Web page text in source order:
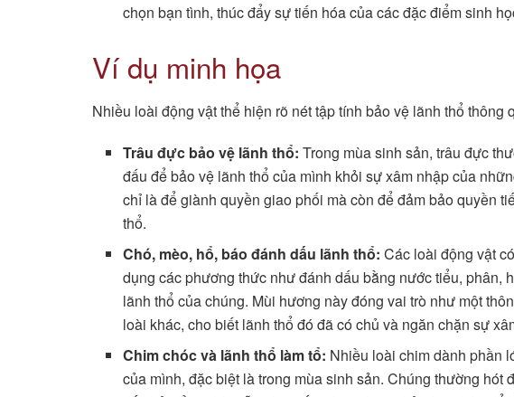
chọn bạn tình, thúc đẩy sự tiến hóa của các đặc điểm sinh
Ví dụ minh họa
Nhiều loài động vật thể hiện rõ nét tập tính bảo vệ lãnh thổ thông
Trâu đực bảo vệ lãnh thổ: Trong mùa sinh sản, trâu đực
đấu để bảo vệ lãnh thổ của mình khỏi sự xâm nhập của
chỉ là để giành quyền giao phối mà còn để đảm bảo quyền
thổ.
Chó, mèo, hổ, báo đánh dấu lãnh thổ: Các loài động vật
dụng các phương thức như đánh dấu bằng nước tiểu, phân,
lãnh thổ của chúng. Mùi hương này đóng vai trò như một
loài khác, cho biết lãnh thổ đó đã có chủ và ngăn chặn sự
Chim chóc và lãnh thổ làm tổ: Nhiều loài chim dành phần
của mình, đặc biệt là trong mùa sinh sản. Chúng thường hót